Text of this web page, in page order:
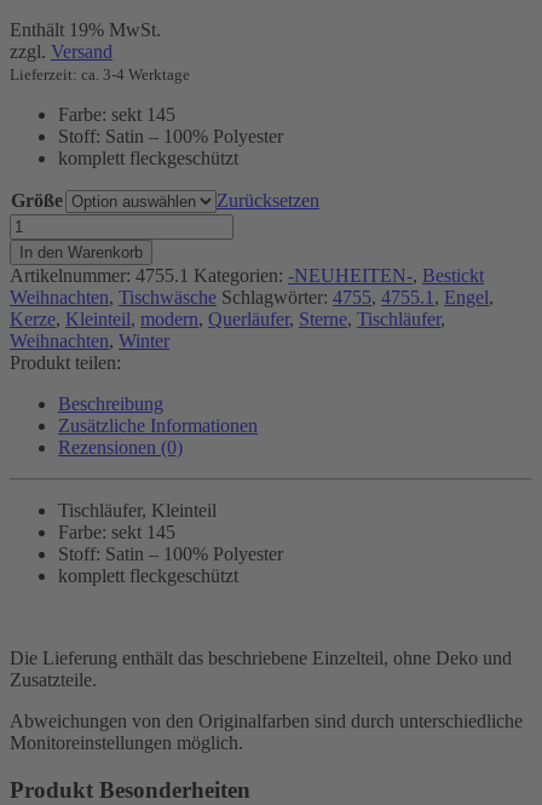
bis
Enthält 19% MwSt.
zzgl. Versand
Lieferzeit: ca. 3-4 Werktage
Farbe: sekt 145
Stoff: Satin – 100% Polyester
komplett fleckgeschützt
Größe
Zurücksetzen
Engel
Menge
In den Warenkorb
Artikelnummer: 4755.1 Kategorien: -NEUHEITEN-, Bestickt
Weihnachten, Tischwäsche Schlagwörter: 4755, 4755.1 , Engel,
Kerze, Kleinteil, modern, Querläufer, Sterne, Tischläufer,
Weihnachten, Winter
Produkt teilen:
Beschreibung
Zusätzliche Informationen
Rezensionen (0)
Tischläufer, Kleinteil
Farbe: sekt 145
Stoff: Satin – 100% Polyester
komplett fleckgeschützt
Die Lieferung enthält das beschriebene Einzelteil, ohne Deko und
Zusatzteile.
Abweichungen von den Originalfarben sind durch unterschiedliche
Monitoreinstellungen möglich.
Produkt Besonderheiten